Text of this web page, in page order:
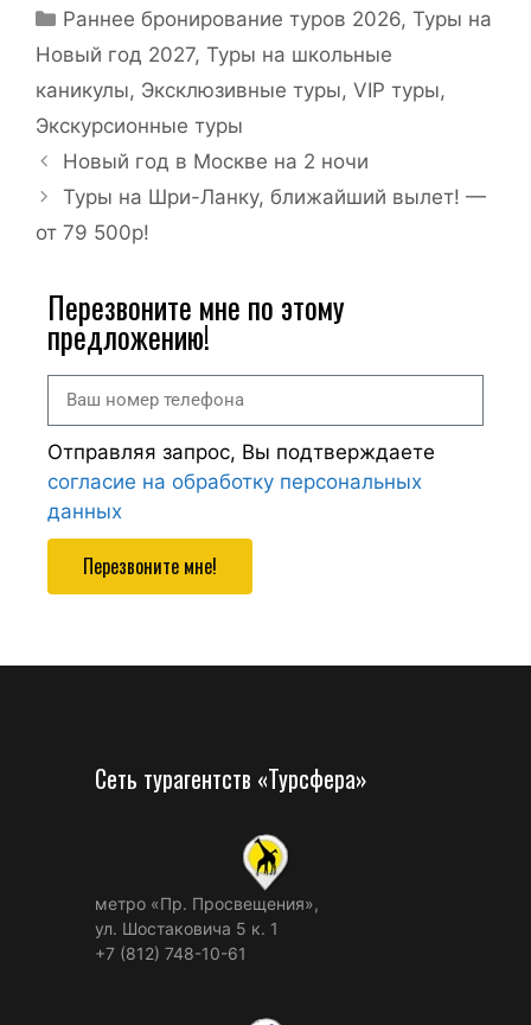
Раннее бронирование туров 2026,Туры на
Новый год 2027, Туры на школьные
каникулы, Эксклюзивные туры, VIP туры,
Экскурсионные туры
Новый год в Москве на 2 ночи
Туры на Шри-Ланку, ближайший вылет! —
от 79 500р!
Перезвоните мне по этому
предложению!
Отправляя запрос, Вы подтверждаете
согласие на обработку персональных
данных
Перезвоните мне!
Сеть турагентств «Турсфера»
метро «Пр. Просвещения»,
ул. Шостаковича 5 к. 1
+7 (812) 748-10-61